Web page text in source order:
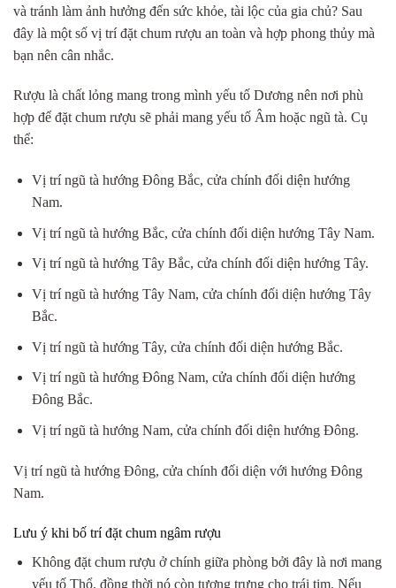
và tránh làm ảnh hưởng đến sức khỏe, tài lộc của gia chủ? Sau
đây là một số vị trí đặt chum rượu an toàn và hợp phong thủy mà
bạn nên cân nhắc.
Rượu là chất lỏng mang trong mình yếu tố Dương nên nơi phù
hợp để đặt chum rượu sẽ phải mang yếu tố Âm hoặc ngũ tà. Cụ
thể:
Vị trí ngũ tà hướng Đông Bắc, cửa chính đối diện hướng
Nam.
Vị trí ngũ tà hướng Bắc, cửa chính đối diện hướng Tây Nam.
Vị trí ngũ tà hướng Tây Bắc, cửa chính đối diện hướng Tây.
Vị trí ngũ tà hướng Tây Nam, cửa chính đối diện hướng Tây
Bắc.
Vị trí ngũ tà hướng Tây, cửa chính đối diện hướng Bắc.
Vị trí ngũ tà hướng Đông Nam, cửa chính đối diện hướng
Đông Bắc.
Vị trí ngũ tà hướng Nam, cửa chính đối diện hướng Đông.
Vị trí ngũ tà hướng Đông, cửa chính đối diện với hướng Đông
Nam.
Lưu ý khi bố trí đặt chum ngâm rượu
Không đặt chum rượu ở chính giữa phòng bởi đây là nơi mang
yếu tố Thổ, đồng thời nó còn tượng trưng cho trái tim. Nếu